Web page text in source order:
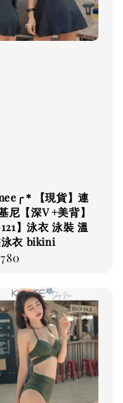
＊【現貨】連
尼【深V +美背】
】泳衣 泳裝 溫
衣 bikini